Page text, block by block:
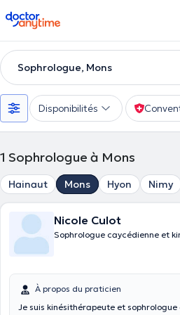
doctoranytime
Sophrologue, Mons
Disponibilités
1 Sophrologue à Mons
Hainaut Mons Hyon Nimy
Nicole Culot
Sophrologue caycédienne et
À propos du praticien
Je suis kinésithérapeute et